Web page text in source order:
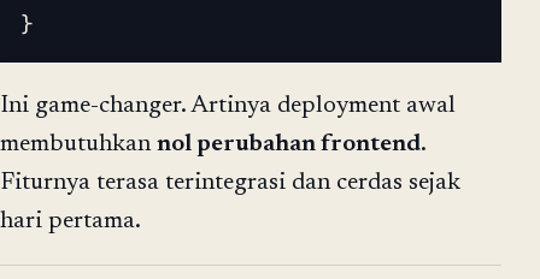
Ini game-changer. Artinya deployment awal
membutuhkan nol perubahan frontend.
Fiturnya terasa terintegrasi dan cerdas sejak
hari pertama.